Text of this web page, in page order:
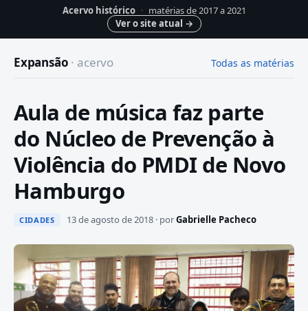
Acervo histórico · matérias de 2017 a 2021
Ver o site atual →
Expansão · acervo Todas as matérias
Aula de música faz parte
do Núcleo de Prevenção à
Violência do PMDI de Novo
Hamburgo
CIDADES 13 de agosto de 2018 · porGabrielle Pacheco